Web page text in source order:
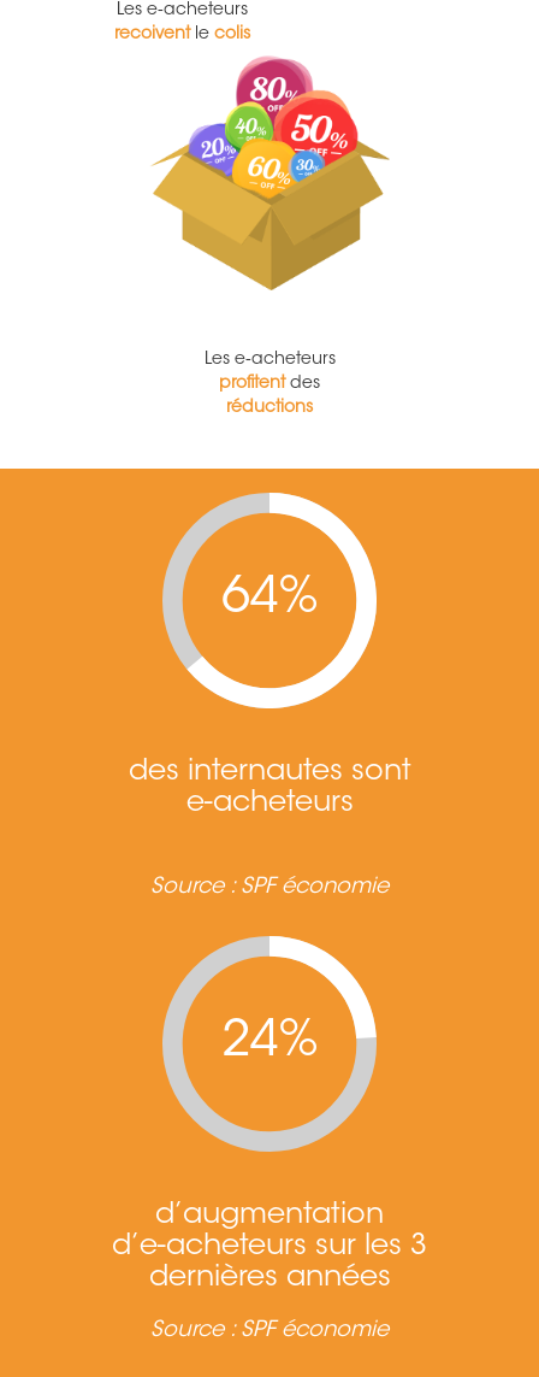
Les e­‐acheteurs
recoiventle colis
Les e­‐acheteurs
profitentdes
réductions
64%
des internautes sont
e-acheteurs
Source : SPF économie
24%
d’augmentation
d’e-acheteurs sur les 3
dernières années
Source : SPF économie